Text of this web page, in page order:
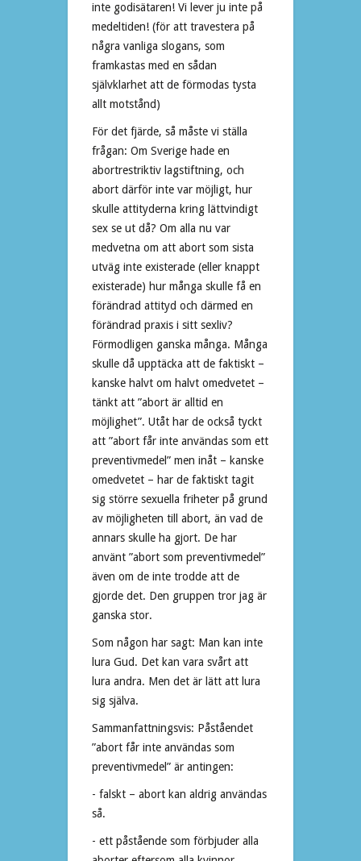
inte godisätaren! Vi lever ju inte på
medeltiden! (för att travestera på
några vanliga slogans, som
framkastas med en sådan
självklarhet att de förmodas tysta
allt motstånd)
För det fjärde, så måste vi ställa
frågan: Om Sverige hade en
abortrestriktiv lagstiftning, och
abort därför inte var möjligt, hur
skulle attityderna kring lättvindigt
sex se ut då? Om alla nu var
medvetna om att abort som sista
utväg inte existerade (eller knappt
existerade) hur många skulle få en
förändrad attityd och därmed en
förändrad praxis i sitt sexliv?
Förmodligen ganska många. Många
skulle då upptäcka att de faktiskt –
kanske halvt om halvt omedvetet –
tänkt att ”abort är alltid en
möjlighet”. Utåt har de också tyckt
att ”abort får inte användas som ett
preventivmedel” men inåt – kanske
omedvetet – har de faktiskt tagit
sig större sexuella friheter på grund
av möjligheten till abort, än vad de
annars skulle ha gjort. De har
använt ”abort som preventivmedel”
även om de inte trodde att de
gjorde det. Den gruppen tror jag är
ganska stor.
Som någon har sagt: Man kan inte
lura Gud. Det kan vara svårt att
lura andra. Men det är lätt att lura
sig själva.
Sammanfattningsvis: Påståendet
”abort får inte användas som
preventivmedel” är antingen:
- falskt – abort kan aldrig användas
så.
- ett påstående som förbjuder alla